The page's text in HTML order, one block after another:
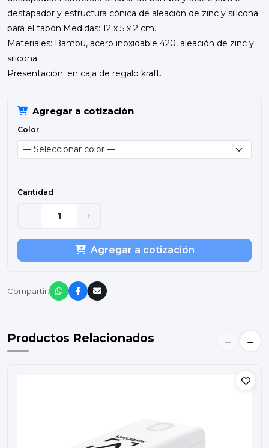
destapador y estructura cónica de aleación de zinc y silicona
para el tapón.Medidas: 12 x 5 x 2 cm.
Materiales: Bambú, acero inoxidable 420, aleación de zinc y
silicona.
Presentación: en caja de regalo kraft.
Agregar a cotización
Color
Cantidad
− +
Agregar a cotización
Compartir:
Productos Relacionados ← →